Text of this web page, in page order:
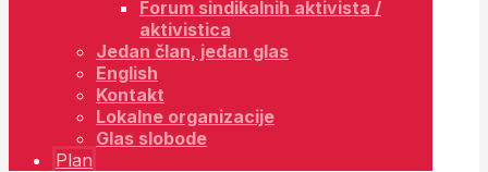
Forum sindikalnih aktivista /
aktivistica
Jedan član, jedan glas
English
Kontakt
Lokalne organizacije
Glas slobode
Plan